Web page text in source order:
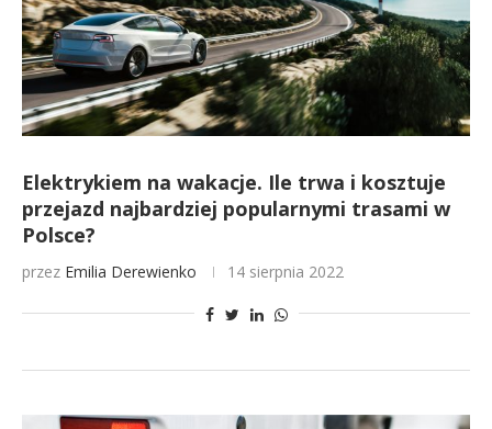
Elektrykiem na wakacje. Ile trwa i kosztuje
przejazd najbardziej popularnymi trasami w
Polsce?
przez Emilia Derewienko 14 sierpnia 2022